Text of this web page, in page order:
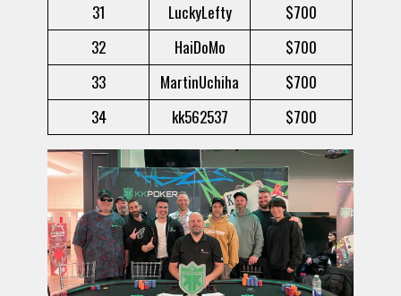
31
LuckyLefty
$700
32
HaiDoMo
$700
33
MartinUchiha
$700
34
kk562537 $700